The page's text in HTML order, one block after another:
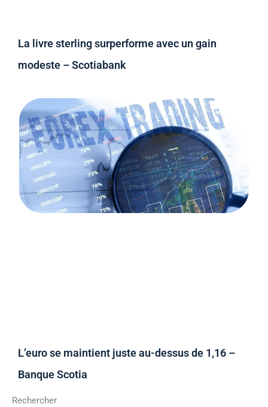
La livre sterling surperforme avec un gain
modeste – Scotiabank
L’euro se maintient juste au-dessus de 1,16 –
Banque Scotia
Rechercher